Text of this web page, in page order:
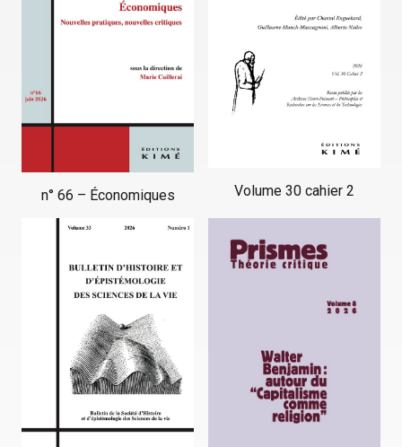
n° 66 – Économiques Volume 30 cahier 2